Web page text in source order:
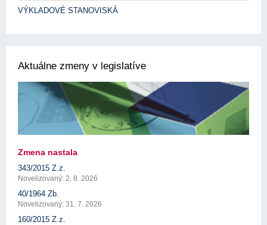
VÝKLADOVÉ STANOVISKÁ
Aktuálne zmeny v legislatíve
Zmena nastala
343/2015 Z.z.
Novelizovaný: 2. 8. 2026
40/1964 Zb.
Novelizovaný: 31. 7. 2026
160/2015 Z.z.